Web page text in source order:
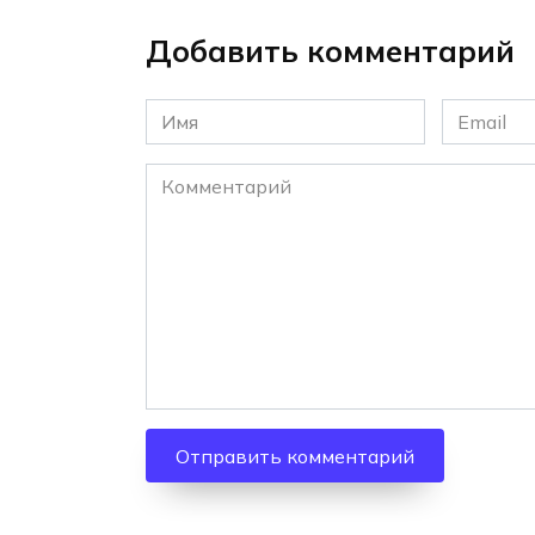
Добавить комментарий
Имя
*
Email
*
Комментарий